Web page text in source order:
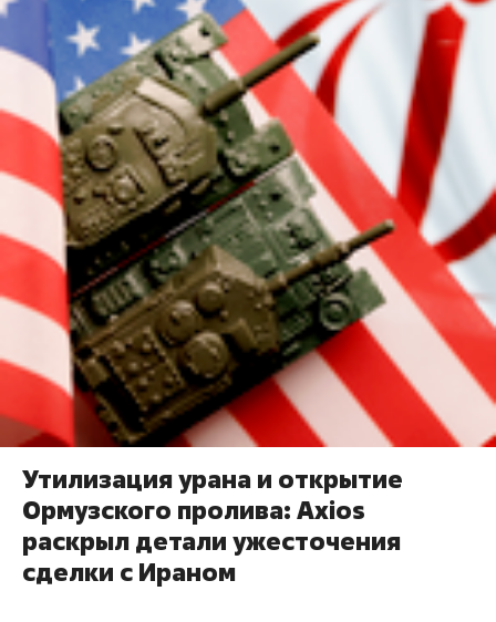
Утилизация урана и открытие
Ормузского пролива: Axios
раскрыл детали ужесточения
сделки с Ираном